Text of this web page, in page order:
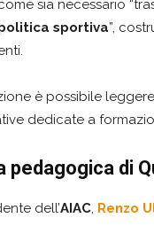
sia necessario
sportiva”,
è possibile
dedicate a
pedagogica di
dell’AIAC, Renzo